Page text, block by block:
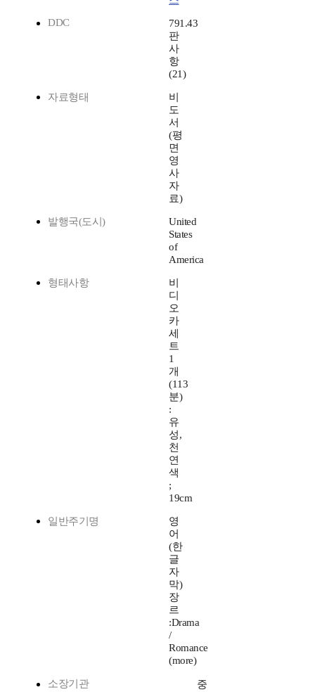
DDC
791.43
판
사
항
(21)
자료형태
비
도
서
(평
면
영
사
자
료)
발행국(도시)
United
States
of
America
형태사항
비
디
오
카
세
트
1
개
(113
분)
:
유
성,
천
연
색
;
19cm
일반주기명
영
어
(한
글
자
막)
장
르
:Drama
/
Romance
(more)
소장기관
중